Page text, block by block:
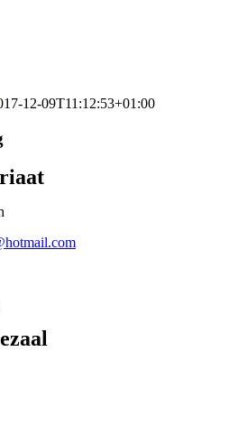
12-09T11:12:53+01:00